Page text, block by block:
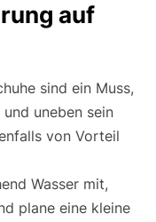
auf
sind ein Muss,
uneben sein
von Vorteil
Wasser mit,
plane eine kleine